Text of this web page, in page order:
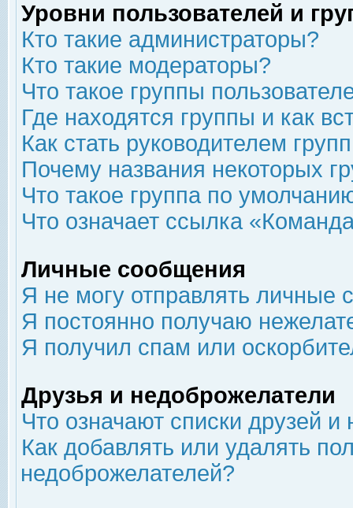
Уровни пользователей и
Кто такие администраторы?
Кто такие модераторы?
Что такое группы
Где находятся группы и как
Как стать руководителем
Почему названия некоторых
Что такое группа по
Что означает ссылка
Личные сообщения
Я не могу отправлять личные
Я постоянно получаю
Я получил спам или
Друзья и недоброжелатели
Что означают списки друзей
Как добавлять или удалять
недоброжелателей?